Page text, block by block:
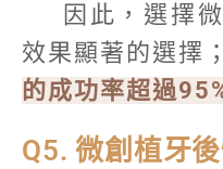
因此，選擇
效果顯著的選擇；
的成功率超過
Q5. 微創植牙